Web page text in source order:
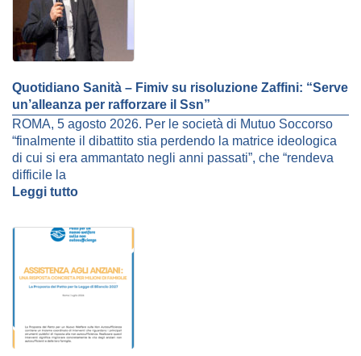
Quotidiano Sanità – Fimiv su risoluzione Zaffini: “Serve
un’alleanza per rafforzare il Ssn”
ROMA, 5 agosto 2026. Per le società di Mutuo Soccorso
“finalmente il dibattito stia perdendo la matrice ideologica
di cui si era ammantato negli anni passati”, che “rendeva
difficile la
Leggi tutto